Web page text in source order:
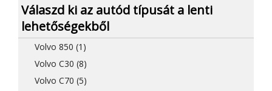
Válaszd ki az autód típusát a lenti
lehetőségekből
Volvo 850 (1)
Volvo C30 (8)
Volvo C70 (5)